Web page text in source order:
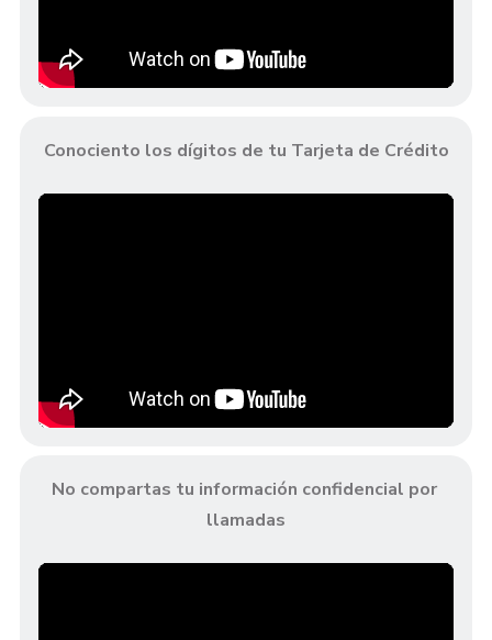
Conociento los dígitos de tu Tarjeta de Crédito
No compartas tu información confidencial por
llamadas